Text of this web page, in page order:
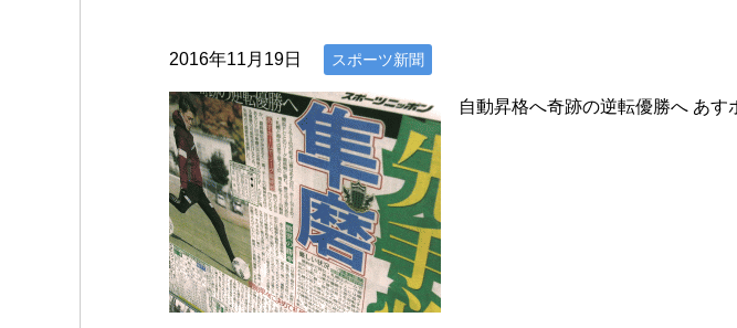
2016年11月19日 スポーツ新聞
自動昇格へ奇跡の逆転優勝へ あ